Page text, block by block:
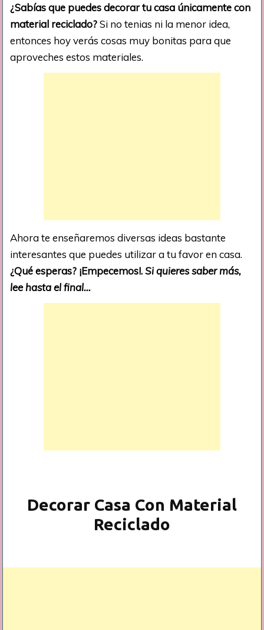
¿Sabías que puedes decorar tu casa únicamente con
material reciclado?Si no tenias ni la menor idea,
entonces hoy verás cosas muy bonitas para que
aproveches estos materiales.
Ahora te enseñaremos diversas ideas bastante
interesantes que puedes utilizar a tu favor en casa.
¿Qué esperas? ¡Empecemos!.Si quieres saber más,
lee hasta el final…
Decorar Casa Con Material
Reciclado